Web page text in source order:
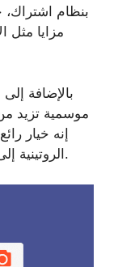
مزايا مثل
بالإضافة
موسمية تزيد
إنه خيار
الروتينية إلى طريقة لتوفير المال وكسب المال نقدًا.